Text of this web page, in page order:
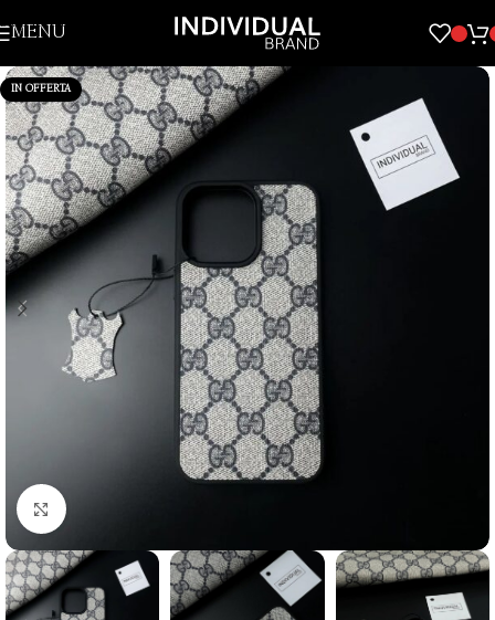
Skip to navigation
MENU
IN OFFERTA
clicca per ingrandire